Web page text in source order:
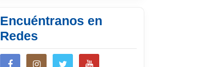
Encuéntranos en
Redes